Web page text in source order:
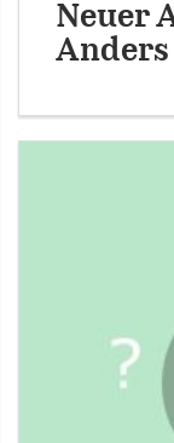
Neuer
Anders